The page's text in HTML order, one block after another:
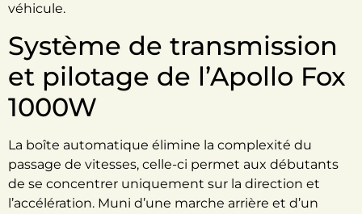
véhicule.
Système de transmission
et pilotage de l’Apollo Fox
1000W
La boîte automatique élimine la complexité du
passage de vitesses, celle-ci permet aux débutants
de se concentrer uniquement sur la direction et
l’accélération. Muni d’une marche arrière et d’un